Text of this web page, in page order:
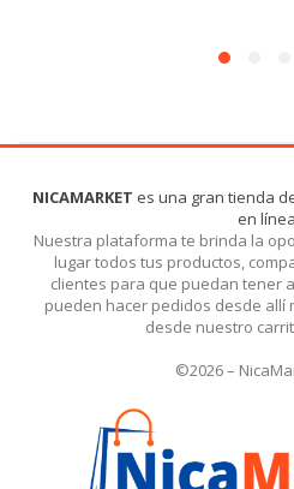
NICAMARKET es una gran tienda
en
Nuestra plataforma te brinda la
lugar todos tus productos,
clientes para que puedan tener
pueden hacer pedidos desde allí
desde nuestro
©2026 –